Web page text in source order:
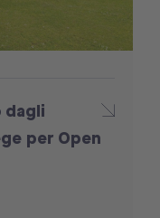
dagli
per Open